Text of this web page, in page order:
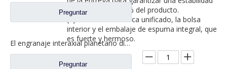
Preguntar
El engranaje interaxial planetario diferencial de Interaxle para el camión de Fuwa parte CF0402M0-0
Preguntar
de calidad del 100 % del producto.
(5) El cartón de marca unificado, la bolsa
interior y el embalaje de espuma integral, que
es fuerte y hermoso.
Cantidad: